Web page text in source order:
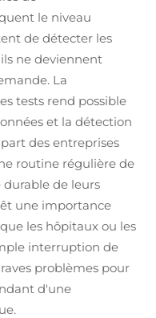
le niveau
de détecter les
ne deviennent
La
tests rend possible
et la détection
des entreprises
routine régulière de
de leurs
une importance
les hôpitaux ou les
interruption de
problèmes pour
d'une